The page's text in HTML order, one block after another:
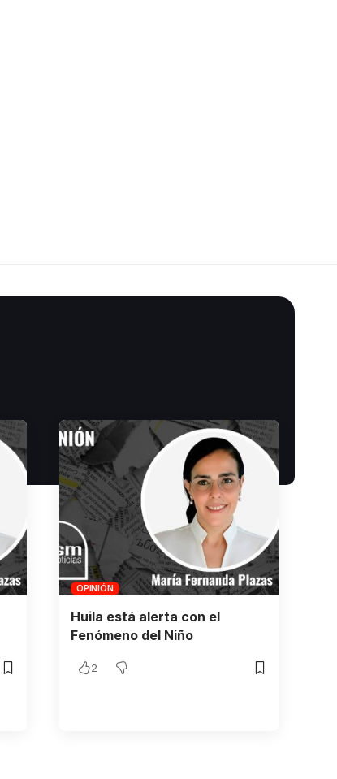
OPINIÓN
Huila está alerta con el
Fenómeno del Niño
2